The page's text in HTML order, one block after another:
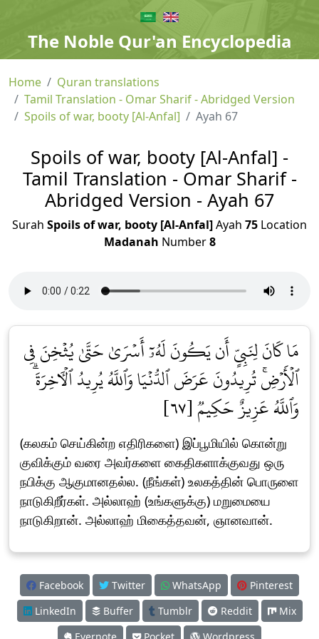
The Noble Qur'an Encyclopedia
Home
Quran translations
Tamil Translation - Omar Sharif - Abridged Version
Spoils of war, booty [Al-Anfal]
Ayah 67
Spoils of war, booty [Al-Anfal] -
Tamil Translation - Omar Sharif -
Abridged Version - Ayah 67
Surah Spoils of war, booty [Al-Anfal]Ayah 75 Location
Madanah Number8
مَا كَانَ لِنَبِيٍّ أَن يَكُونَ لَهُۥٓ أَسۡرَىٰ حَتَّىٰ يُثۡخِنَ فِي
ٱلۡأَرۡضِۚ تُرِيدُونَ عَرَضَ ٱلدُّنۡيَا وَٱللَّهُ يُرِيدُ ٱلۡأٓخِرَةَۗ
وَٱللَّهُ عَزِيزٌ حَكِيمٞ [٦٧]
(கலகம் செய்கின்ற எதிரிகளை) இப்பூமியில் கொன்று
குவிக்கும் வரை அவர்களை கைதிகளாக்குவது ஒரு
நபிக்கு ஆகுமானதல்ல. (நீங்கள்) உலகத்தின் பொருளை
நாடுகிறீர்கள். அல்லாஹ் (உங்களுக்கு) மறுமையை
நாடுகிறான். அல்லாஹ் மிகைத்தவன், ஞானவான்.
Facebook Twitter WhatsApp
Pinterest
LinkedIn
Buffer Tumblr Reddit
Mix